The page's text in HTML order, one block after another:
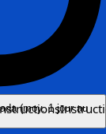
(moy. 1 jour au